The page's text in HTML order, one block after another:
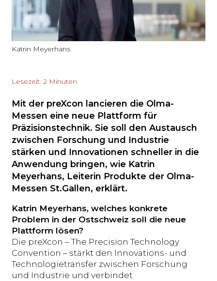
Katrin Meyerhans
Lesezeit: 2 Minuten
Mit der preXcon lancieren die Olma-
Messen eine neue Plattform für
Präzisionstechnik. Sie soll den Austausch
zwischen Forschung und Industrie
stärken und Innovationen schneller in die
Anwendung bringen, wie Katrin
Meyerhans, Leiterin Produkte der Olma-
Messen St.Gallen, erklärt.
Katrin Meyerhans, welches konkrete
Problem in der Ostschweiz soll die neue
Plattform lösen?
Die preXcon – The Precision Technology
Convention – stärkt den Innovations- und
Technologietransfer zwischen Forschung
und Industrie und verbindet